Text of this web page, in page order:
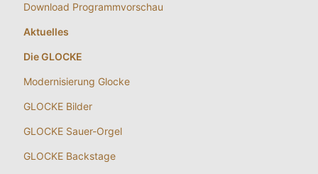
Download Programmvorschau
Aktuelles
Die GLOCKE
Modernisierung Glocke
GLOCKE Bilder
GLOCKE Sauer-Orgel
GLOCKE Backstage